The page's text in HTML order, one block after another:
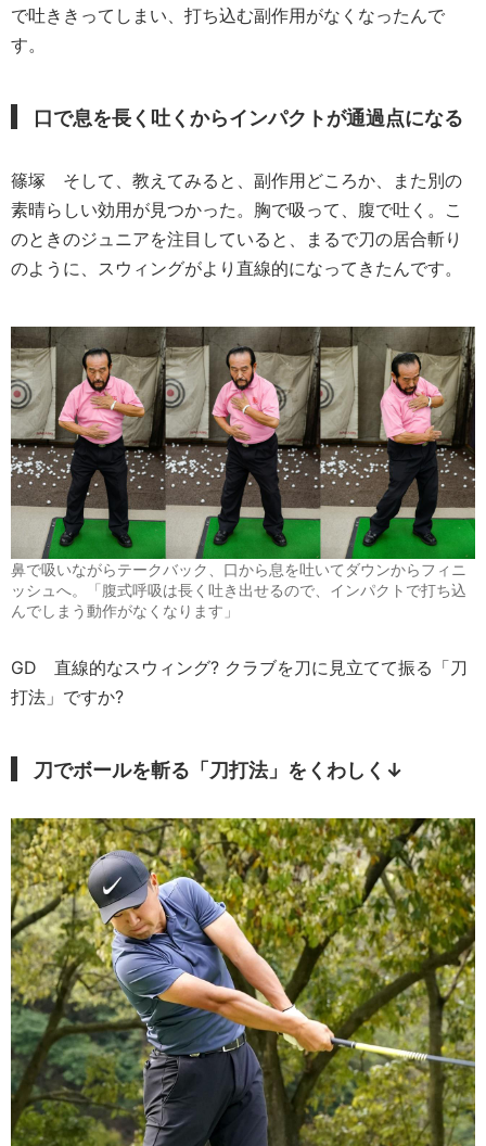
で吐ききってしまい、打ち込む副作用がなくなったんで
す。
口で息を長く吐くからインパクトが通過点になる
篠塚 そして、教えてみると、副作用どころか、また別の
素晴らしい効用が見つかった。胸で吸って、腹で吐く。こ
のときのジュニアを注目していると、まるで刀の居合斬り
のように、スウィングがより直線的になってきたんです。
鼻で吸いながらテークバック、口から息を吐いてダウンからフィニ
ッシュへ。「腹式呼吸は長く吐き出せるので、インパクトで打ち込
んでしまう動作がなくなります」
GD 直線的なスウィング? クラブを刀に見立てて振る「刀
打法」ですか?
刀でボールを斬る「刀打法」をくわしく↓